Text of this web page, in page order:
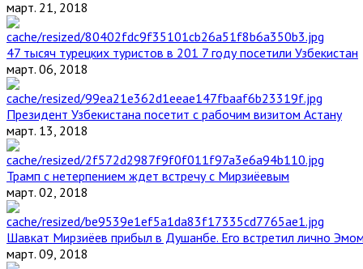
март. 21, 2018
47 тысяч турецких туристов в 201 7 году посетили Узбекистан
март. 06, 2018
Президент Узбекистана посетит с рабочим визитом Астану
март. 13, 2018
Трамп с нетерпением ждет встречу с Мирзиёевым
март. 02, 2018
Шавкат Мирзиёев прибыл в Душанбе. Его встретил лично
март. 09, 2018